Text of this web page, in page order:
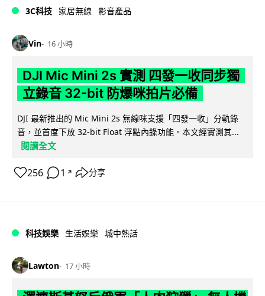
3C科技 家居無線 影音產品
Vin 16 小時
DJI Mic Mini 2s 實測 四發一收同步獨
立錄音 32-bit 防爆咪拍片必備
DJI 最新推出的 Mic Mini 2s 無線咪支援「四發一收」分軌錄
音，並首度下放 32-bit Float 浮點內錄功能。本文經實測其...
閱讀全文
256 1 ↗ 分享
科技娛樂 生活娛樂 城中熱話
Lawton 17 小時